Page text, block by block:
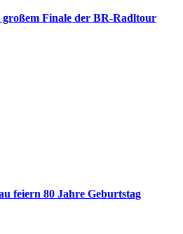
großem Finale der BR-Radltour
feiern 80 Jahre Geburtstag